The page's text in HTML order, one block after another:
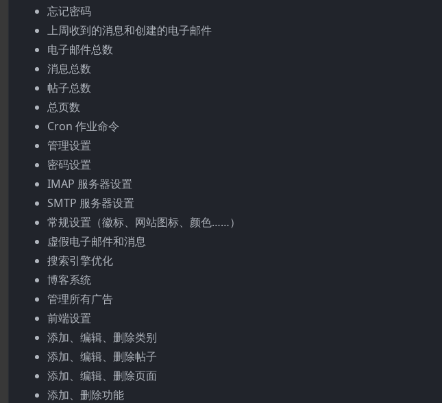
忘记密码
上周收到的消息和创建的电子邮件
电子邮件总数
消息总数
帖子总数
总页数
Cron 作业命令
管理设置
密码设置
IMAP 服务器设置
SMTP 服务器设置
常规设置（徽标、网站图标、颜色……）
虚假电子邮件和消息
搜索引擎优化
博客系统
管理所有广告
前端设置
添加、编辑、删除类别
添加、编辑、删除帖子
添加、编辑、删除页面
添加、删除功能